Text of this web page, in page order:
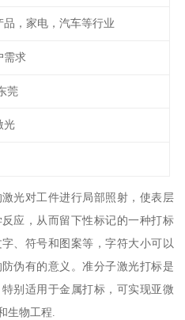
品，家电，汽车等行业
需求
莞
光
光对工件进行局部照射，使表层
应，从而留下性标记的一种打标
、符号和图案等，字符大小可以
伪有的意义。准分子激光打标是
别适用于金属打标，可实现亚微
生物工程.